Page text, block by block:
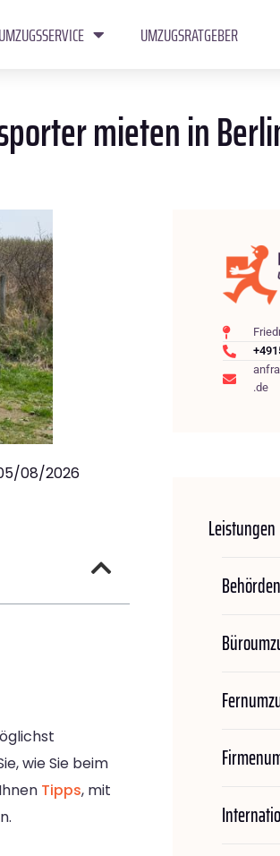
UMZUGSSERVICE UMZUGSRATGEBER
mieten in
08/2026
wie Sie beim
Tipps, mit
.de
Leistungen